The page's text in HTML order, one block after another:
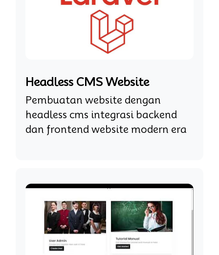
Headless CMS Website
Pembuatan website dengan
headless cms integrasi backend
dan frontend website modern era